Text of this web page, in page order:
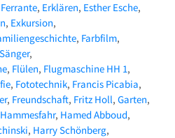
Erklären Esther Esche
Exkursion
Farbfilm
Flülen Flugmaschine HH 1
Fototechnik Francis Picabia
Freundschaft Fritz Holl Garten
Hamed Abboud
Harry Schönberg